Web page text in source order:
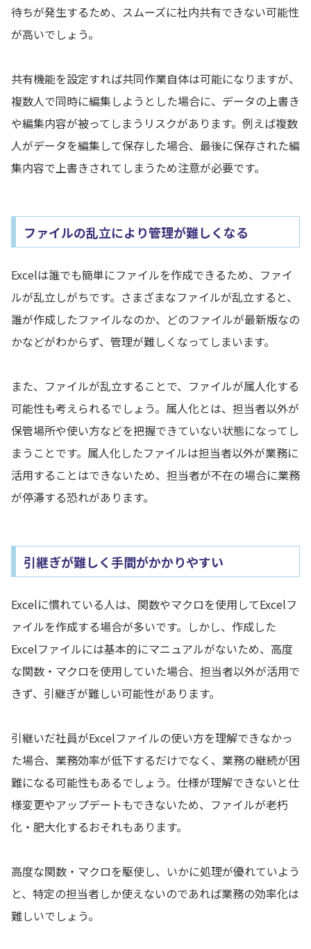
待ちが発生するため、スムーズに社内共有できない可能性
が高いでしょう。
共有機能を設定すれば共同作業自体は可能になりますが、
複数人で同時に編集しようとした場合に、データの上書き
や編集内容が被ってしまうリスクがあります。例えば複数
人がデータを編集して保存した場合、最後に保存された編
集内容で上書きされてしまうため注意が必要です。
ファイルの乱立により管理が難しくなる
Excelは誰でも簡単にファイルを作成できるため、ファイ
ルが乱立しがちです。さまざまなファイルが乱立すると、
誰が作成したファイルなのか、どのファイルが最新版なの
かなどがわからず、管理が難しくなってしまいます。
また、ファイルが乱立することで、ファイルが属人化する
可能性も考えられるでしょう。属人化とは、担当者以外が
保管場所や使い方などを把握できていない状態になってし
まうことです。属人化したファイルは担当者以外が業務に
活用することはできないため、担当者が不在の場合に業務
が停滞する恐れがあります。
引継ぎが難しく手間がかかりやすい
Excelに慣れている人は、関数やマクロを使用してExcelフ
ァイルを作成する場合が多いです。しかし、作成した
Excelファイルには基本的にマニュアルがないため、高度
な関数・マクロを使用していた場合、担当者以外が活用で
きず、引継ぎが難しい可能性があります。
引継いだ社員がExcelファイルの使い方を理解できなかっ
た場合、業務効率が低下するだけでなく、業務の継続が困
難になる可能性もあるでしょう。仕様が理解できないと仕
様変更やアップデートもできないため、ファイルが老朽
化・肥大化するおそれもあります。
高度な関数・マクロを駆使し、いかに処理が優れていよう
と、特定の担当者しか使えないのであれば業務の効率化は
難しいでしょう。